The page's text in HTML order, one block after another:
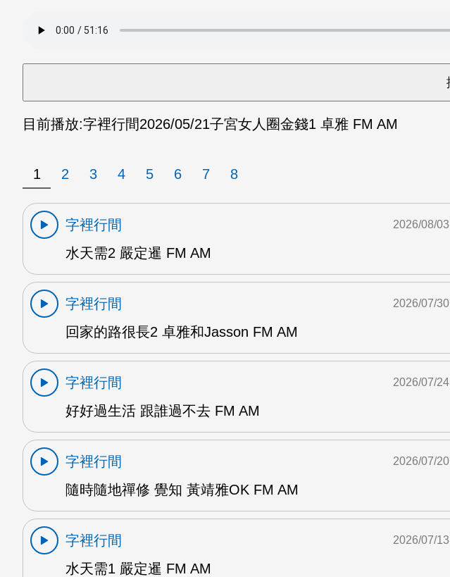
目前播放:字裡行間2026/05/21子宮女人圈金錢1 卓雅 FM AM
1 2 3 4 5 6 7 8
字裡行間
水天需2 嚴定暹 FM AM
2026/08/03
字裡行間
回家的路很長2 卓雅和Jasson FM AM
2026/07/30
字裡行間
好好過生活 跟誰過不去 FM AM
2026/07/24
字裡行間
隨時隨地禪修 覺知 黃靖雅OK FM AM
2026/07/20
字裡行間
水天需1 嚴定暹 FM AM
2026/07/13